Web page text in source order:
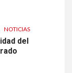
NOTICIAS
del